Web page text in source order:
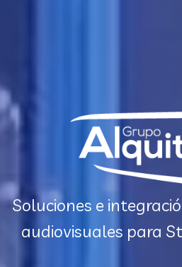
Soluciones e
audiovisuales para